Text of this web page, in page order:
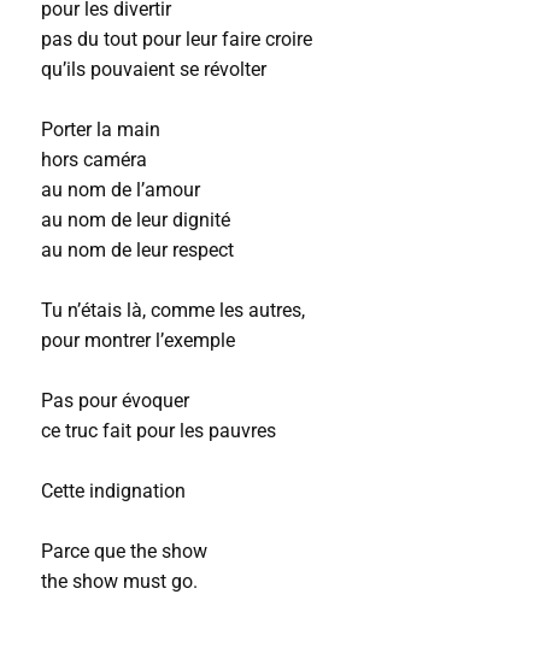
pour les divertir
pas du tout pour leur faire croire
qu’ils pouvaient se révolter
Porter la main
hors caméra
au nom de l’amour
au nom de leur dignité
au nom de leur respect
Tu n’étais là, comme les autres,
pour montrer l’exemple
Pas pour évoquer
ce truc fait pour les pauvres
Cette indignation
Parce que the show
the show must go.